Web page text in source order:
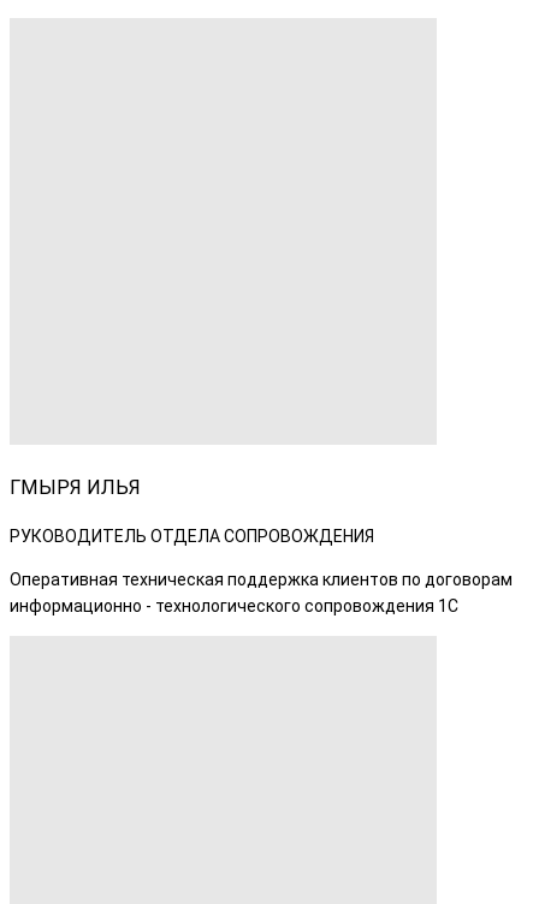
ГМЫРЯ ИЛЬЯ
РУКОВОДИТЕЛЬ ОТДЕЛА СОПРОВОЖДЕНИЯ
Оперативная техническая поддержка клиентов по договорам
информационно - технологического сопровождения 1С